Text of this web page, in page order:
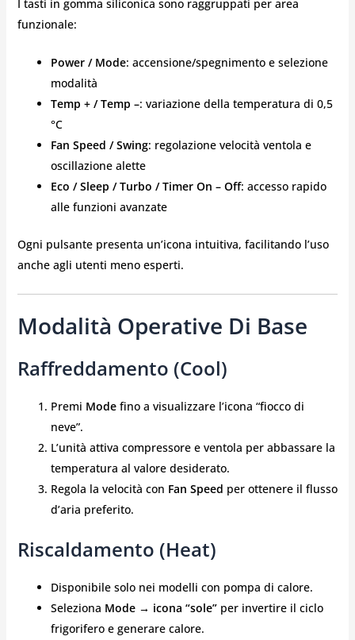
I tasti in gomma siliconica sono raggruppati per area
funzionale:
Power / Mode: accensione/spegnimento e selezione
modalità
Temp + / Temp –: variazione della temperatura di 0,5
°C
Fan Speed / Swing: regolazione velocità ventola e
oscillazione alette
Eco / Sleep / Turbo / Timer On – Off: accesso rapido
alle funzioni avanzate
Ogni pulsante presenta un’icona intuitiva, facilitando l’uso
anche agli utenti meno esperti.
Modalità Operative Di Base
Raffreddamento (Cool)
Premi Modefino a visualizzare l’icona “fiocco di
neve”.
L’unità attiva compressore e ventola per abbassare la
temperatura al valore desiderato.
Regola la velocità con Fan Speed per ottenere il flusso
d’aria preferito.
Riscaldamento (Heat)
Disponibile solo nei modelli con pompa di calore.
Seleziona Mode → icona “sole”per invertire il ciclo
frigorifero e generare calore.